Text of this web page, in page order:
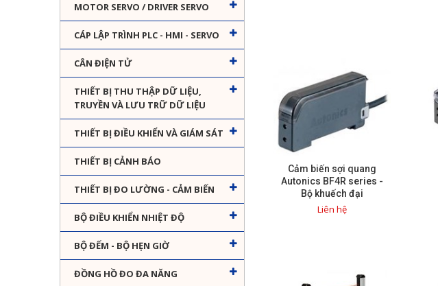
MOTOR SERVO / DRIVER SERVO
CÁP LẬP TRÌNH PLC - HMI - SERVO
CÂN ĐIỆN TỬ
THIẾT BỊ THU THẬP DỮ LIỆU,
TRUYỀN VÀ LƯU TRỮ DỮ LIỆU
THIẾT BỊ ĐIỀU KHIỂN VÀ GIÁM SÁT
THIẾT BỊ CẢNH BÁO
THIẾT BỊ ĐO LƯỜNG - CẢM BIẾN
BỘ ĐIỀU KHIỂN NHIỆT ĐỘ
BỘ ĐẾM - BỘ HẸN GIỜ
ĐỒNG HỒ ĐO ĐA NĂNG
Cảm biến sợi quang
Autonics BF4R series -
Bộ khuếch đại
Liên hệ